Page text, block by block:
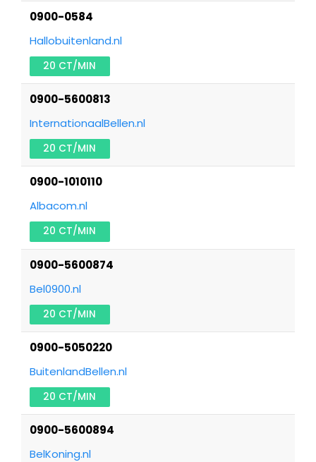
0900-0584
Hallobuitenland.nl
20 CT/MIN
0900-5600813
InternationaalBellen.nl
20 CT/MIN
0900-1010110
Albacom.nl
20 CT/MIN
0900-5600874
Bel0900.nl
20 CT/MIN
0900-5050220
BuitenlandBellen.nl
20 CT/MIN
0900-5600894
BelKoning.nl